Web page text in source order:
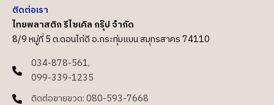
ติดต่อเรา
ไทยพลาสติก รีไซเคิล กรุ๊ป จำกัด
8/9 หมู่ที่ 5 ต.ดอนไก่ดี อ.กระทุ่มแบน สมุทรสาคร 74110
034-878-561,
099-339-1235
ติดต่อขายขวด: 080-593-7668